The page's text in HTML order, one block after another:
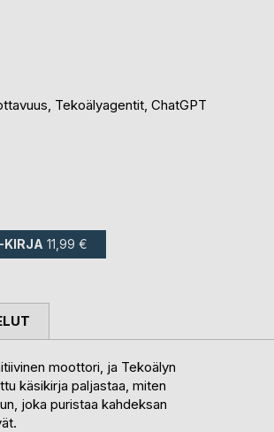
Tekoälyagentit, ChatGPT
KIRJA 11,99 €
moottori, ja Tekoälyn
käsikirja paljastaa, miten
joka puristaa kahdeksan